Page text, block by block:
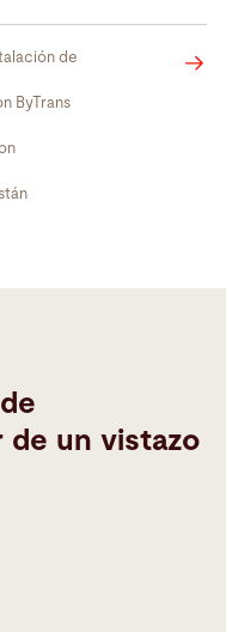
de
ByTrans
de un vistazo